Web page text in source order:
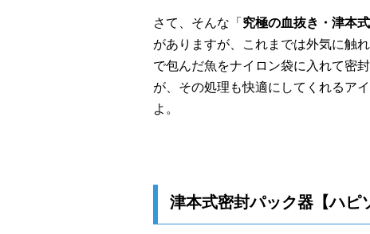
さて、そんな「 究極の血抜き・津本式
がありますが、これまでは外気に触
で包んだ魚をナイロン袋に入れて密
が、その処理も快適にしてくれるア
よ。
津本式密封パック器【ハピ